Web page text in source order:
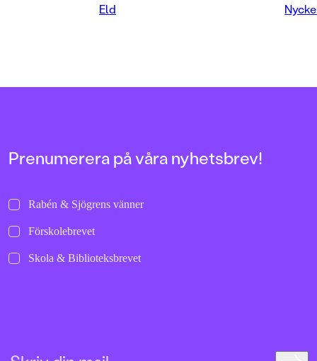
Kartonnage
Eld
Prenumerera på våra nyhetsbrev!
Rabén & Sjögrens vänner
Förskolebrevet
Skola & Biblioteksbrevet